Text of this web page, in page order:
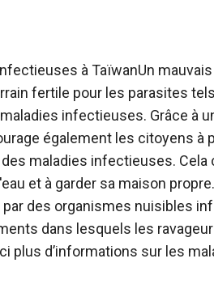
Un
fertile pour les parasites
infectieuses. Grâce à
également les citoyens à
maladies infectieuses.
et à garder sa maison propre.
des organismes nuisibles
dans lesquels les
plus d’informations sur les